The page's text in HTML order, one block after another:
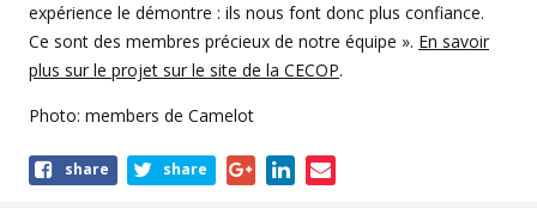
expérience le démontre : ils nous font donc plus confiance.
Ce sont des membres précieux de notre équipe ». En savoir
plus sur le projet sur le site de la CECOP.
Photo: members de Camelot
Shareshare share